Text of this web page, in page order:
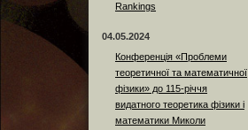
Rankings
04.05.2024
Конференція «Проблеми
теоретичної та математичної
фізики» до 115-річчя
видатного теоретика фізики і
математики Миколи